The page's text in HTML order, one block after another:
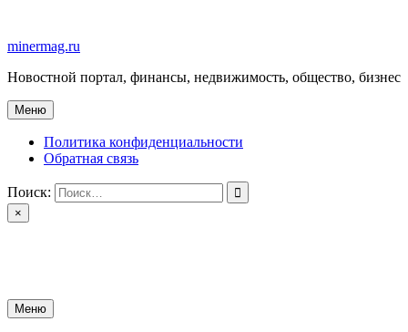
содержимому
minermag.ru
Новостной портал, финансы, недвижимость, общество, бизнес
Меню
Политика конфиденциальности
Обратная связь
Поиск:
×
Меню